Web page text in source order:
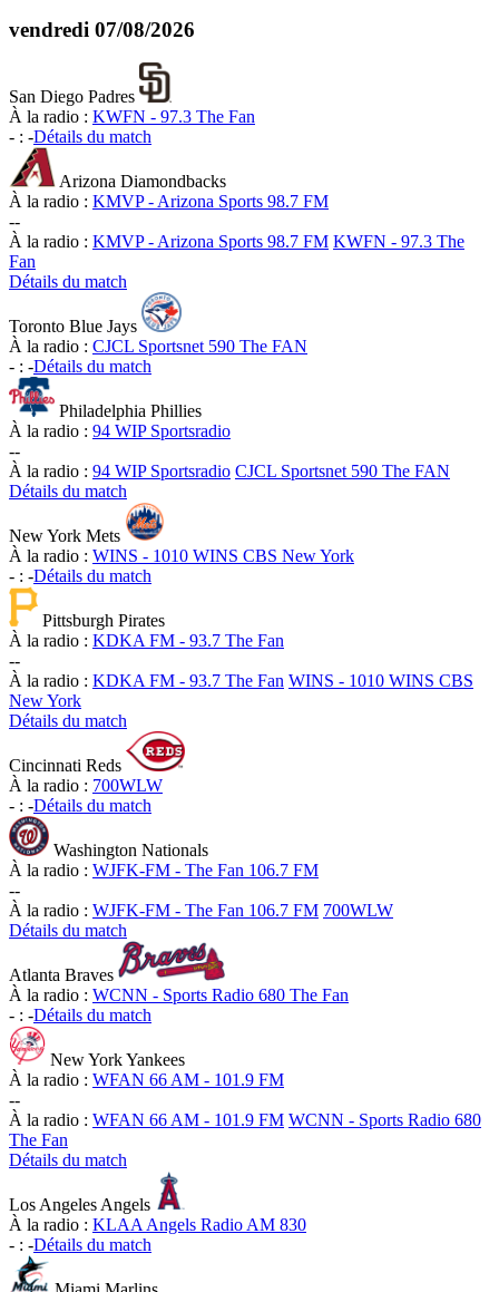
vendredi 07/08/2026
San Diego Padres
À la radio : KWFN - 97.3 The Fan
- : -Détails du match
Arizona Diamondbacks
À la radio : KMVP - Arizona Sports 98.7 FM
--
À la radio : KMVP - Arizona Sports 98.7 FM KWFN - 97.3 The
Fan
Détails du match
Toronto Blue Jays
À la radio : CJCL Sportsnet 590 The FAN
- : -Détails du match
Philadelphia Phillies
À la radio : 94 WIP Sportsradio
--
À la radio : 94 WIP Sportsradio CJCL Sportsnet 590 The FAN
Détails du match
New York Mets
À la radio : WINS - 1010 WINS CBS New York
- : -Détails du match
Pittsburgh Pirates
À la radio : KDKA FM - 93.7 The Fan
--
À la radio : KDKA FM - 93.7 The Fan WINS - 1010 WINS CBS
New York
Détails du match
Cincinnati Reds
À la radio : 700WLW
- : -Détails du match
Washington Nationals
À la radio : WJFK-FM - The Fan 106.7 FM
--
À la radio : WJFK-FM - The Fan 106.7 FM 700WLW
Détails du match
Atlanta Braves
À la radio : WCNN - Sports Radio 680 The Fan
- : -Détails du match
New York Yankees
À la radio : WFAN 66 AM - 101.9 FM
--
À la radio : WFAN 66 AM - 101.9 FM WCNN - Sports Radio 680
The Fan
Détails du match
Los Angeles Angels
À la radio : KLAA Angels Radio AM 830
- : -Détails du match